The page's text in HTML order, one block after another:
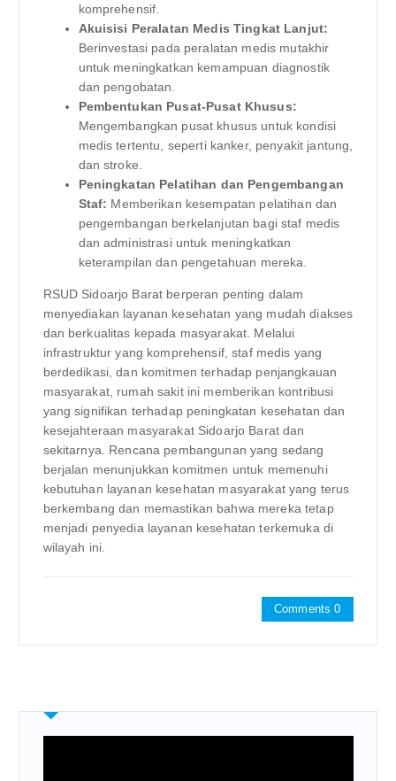
komprehensif.
Akuisisi Peralatan Medis Tingkat Lanjut:
Berinvestasi pada peralatan medis mutakhir
untuk meningkatkan kemampuan diagnostik
dan pengobatan.
Pembentukan Pusat-Pusat Khusus:
Mengembangkan pusat khusus untuk kondisi
medis tertentu, seperti kanker, penyakit jantung,
dan stroke.
Peningkatan Pelatihan dan Pengembangan
Staf: Memberikan kesempatan pelatihan dan
pengembangan berkelanjutan bagi staf medis
dan administrasi untuk meningkatkan
keterampilan dan pengetahuan mereka.
RSUD Sidoarjo Barat berperan penting dalam
menyediakan layanan kesehatan yang mudah diakses
dan berkualitas kepada masyarakat. Melalui
infrastruktur yang komprehensif, staf medis yang
berdedikasi, dan komitmen terhadap penjangkauan
masyarakat, rumah sakit ini memberikan kontribusi
yang signifikan terhadap peningkatan kesehatan dan
kesejahteraan masyarakat Sidoarjo Barat dan
sekitarnya. Rencana pembangunan yang sedang
berjalan menunjukkan komitmen untuk memenuhi
kebutuhan layanan kesehatan masyarakat yang terus
berkembang dan memastikan bahwa mereka tetap
menjadi penyedia layanan kesehatan terkemuka di
wilayah ini.
Comments 0